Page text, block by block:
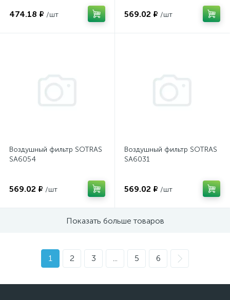
474.18 ₽ /шт 569.02 ₽ /шт
Воздушный фильтр SOTRAS
SA6054
569.02 ₽ /шт
Воздушный фильтр SOTRAS
SA6031
569.02 ₽ /шт
Показать больше товаров
1 2 3 ... 5 6